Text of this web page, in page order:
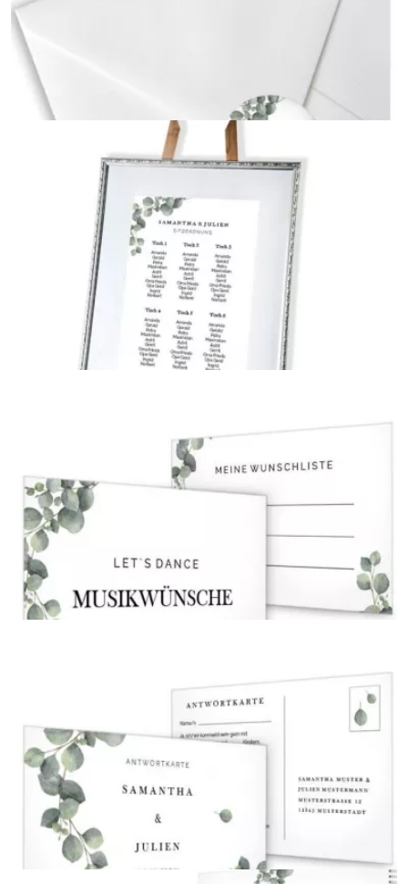
Briefumschlag mit bedrucktem Innenfutter
Sticker
{farbicons}
{farbicons}
{farbicons}